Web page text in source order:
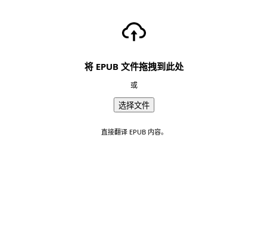
将 EPUB 文件拖拽到此处
或
选择文件
直接翻译 EPUB 内容。